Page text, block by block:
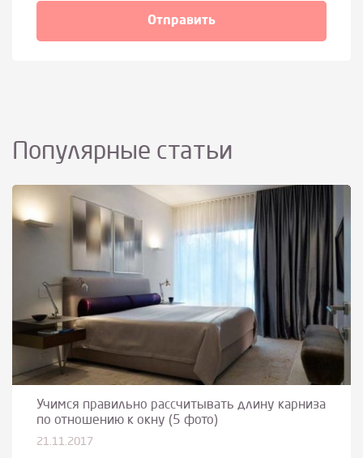
Популярные статьи
Учимся правильно рассчитывать длину карниза
по отношению к окну (5 фото)
21.11.2017